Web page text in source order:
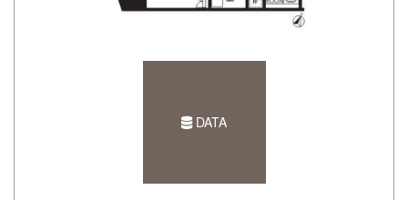
DATA